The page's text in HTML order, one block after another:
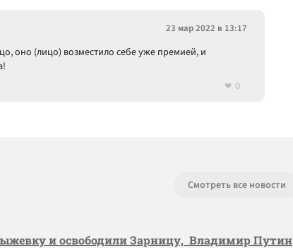
23 мар 2022 в 13:17
оно (лицо) возместило себе уже премией, и
0
Смотреть все новости
и освободили Зарницу, Владимир Путин